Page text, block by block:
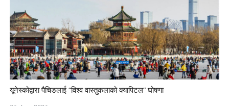
यूनेस्कोद्वारा पैचिङलाई “विश्व वास्तुकलाको क्यापिटल” घोषणा